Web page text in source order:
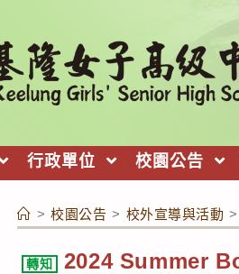
行政單位 校園公告
> 校園公告 > 校外宣導與活動 >
轉知 2024 Summer